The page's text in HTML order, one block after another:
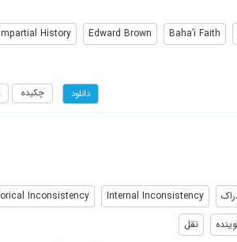
Baha’i Faith
Edward Brown
History
دانلود چکیده
Internal Inconsistency
Inconsistency
نقل